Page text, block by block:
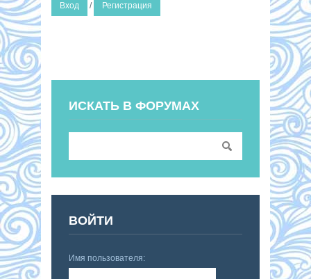
Вход / Регистрация
ИСКАТЬ В ФОРУМАХ
ВОЙТИ
Имя пользователя: